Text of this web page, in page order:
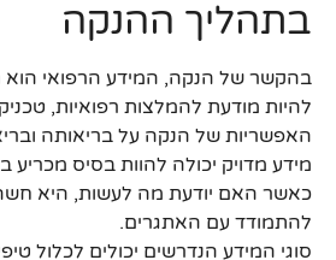
בתהליך ההנקה
בהקשר של הנקה, המידע הרפואי הוא
להיות מודעת להמלצות רפואיות,
האפשריות של הנקה על בריאותה
מידע מדויק יכולה להוות בסיס
כאשר האם יודעת מה לעשות, היא חשה
להתמודד עם האתגרים.
סוגי המידע הנדרשים יכולים לכלול